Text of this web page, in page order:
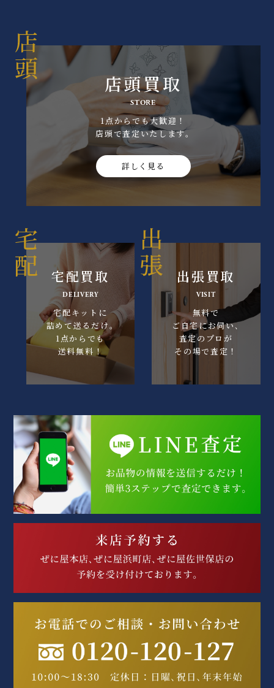
店頭買取
STORE
1点からでも大歓迎！
店頭で査定いたします｡
詳しく見る
宅配買取
DELIVERY
宅配キットに
詰めて送るだけ｡
1点からでも
送料無料！
出張買取
VISIT
無料で
ご自宅にお伺い､
査定のプロが
その場で査定！